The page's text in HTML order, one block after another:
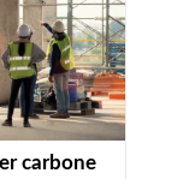
carbone